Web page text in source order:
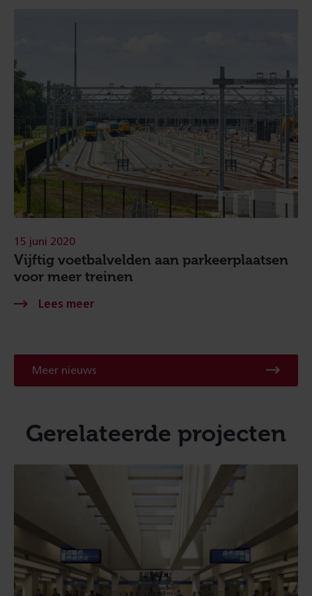
Vijftig voetbalvelden aan parkeerplaatsen
voor meer treinen
15 juni 2020
Meer nieuws
Gerelateerde projecten